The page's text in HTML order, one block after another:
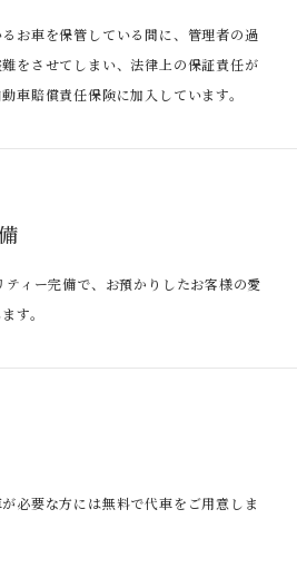
お車を保管している間に、管理者の過
をさせてしまい、法律上の保証責任が
車賠償責任保険に加入しています。
ィー完備で、お預かりしたお客様の愛
す。
必要な方には無料で代車をご用意しま